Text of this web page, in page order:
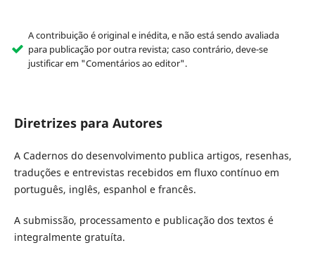
A contribuição é original e inédita, e não está sendo avaliada
para publicação por outra revista; caso contrário, deve-se
justificar em "Comentários ao editor".
Diretrizes para Autores
A Cadernos do desenvolvimento publica artigos, resenhas,
traduções e entrevistas recebidos em fluxo contínuo em
português, inglês, espanhol e francês.
A submissão, processamento e publicação dos textos é
integralmente gratuíta.